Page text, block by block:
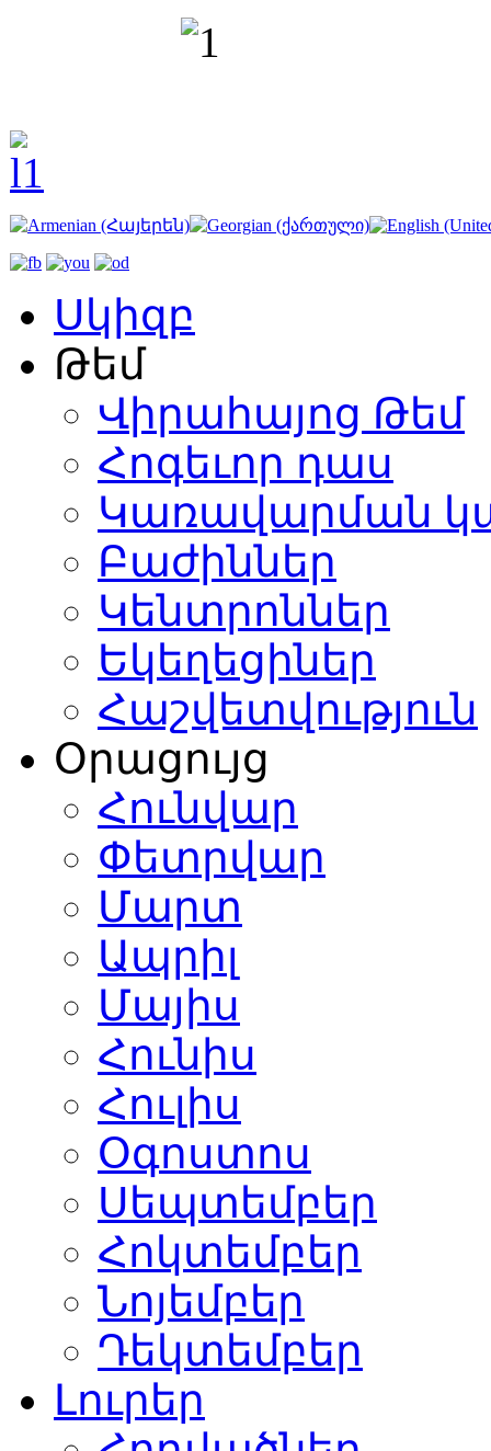
Սկիզբ
Թեմ
Վիրահայոց Թեմ
Հոգեւոր դաս
Կառավարման
Բաժիններ
Կենտրոններ
Եկեղեցիներ
Հաշվետվություն
Օրացույց
Հունվար
Փետրվար
Մարտ
Ապրիլ
Մայիս
Հունիս
Հուլիս
Օգոստոս
Սեպտեմբեր
Հոկտեմբեր
Նոյեմբեր
Դեկտեմբեր
Լուրեր